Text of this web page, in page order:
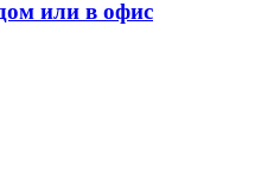
или в офис